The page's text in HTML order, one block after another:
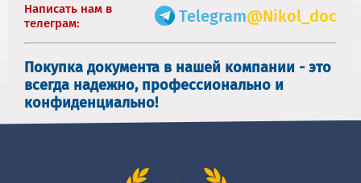
Написать нам в
телеграм:
Telegram@Nikol_doc
Покупка документа в нашей компании - это
всегда надежно, профессионально и
конфиденциально!